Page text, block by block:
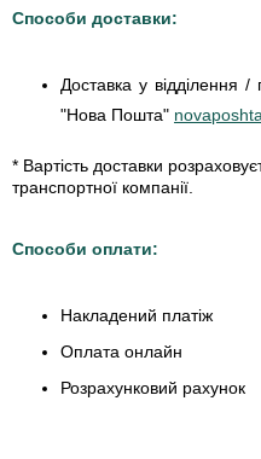
Способи доставки:
Доставка у відділення
"Нова Пошта"
* Вартість доставки
транспортної компанії.
Способи оплати:
Накладений платіж
Оплата онлайн
Розрахунковий рахунок